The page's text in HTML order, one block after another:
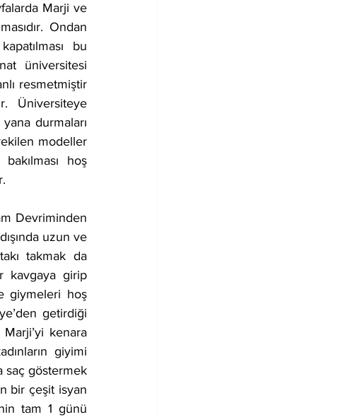
Marji ve
Ondan
bu
üniversitesi
resmetmiştir
Üniversiteye
durmaları
modeller
hoş
Devriminden
uzun ve
takmak da
kavgaya girip
giymeleri hoş
getirdiği
kenara
giyimi
saç göstermek
bir çeşit isyan
tam 1 günü